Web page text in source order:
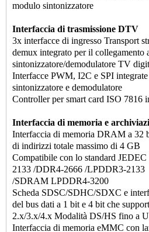
modulo sintonizzatore
Interfaccia di trasmissione DTV
3x interfacce di ingresso Transport
demux integrato per il collegamento
sintonizzatore/demodulatore TV
Interfacce PWM, I2C e SPI
sintonizzatore e demodulatore
Controller per smart card ISO 7816
Interfaccia di memoria e
Interfaccia di memoria DRAM a 32
di indirizzi totale massimo di 4 GB
Compatibile con lo standard
2133 /DDR4-2666 /LPDDR3-2133
/SDRAM LPDDR4-3200
Scheda SDSC/SDHC/SDXC e
del bus dati a 1 bit e 4 bit che
2.x/3.x/4.x Modalità DS/HS fino a
Interfaccia di memoria eMMC con